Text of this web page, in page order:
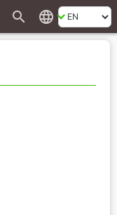
search language